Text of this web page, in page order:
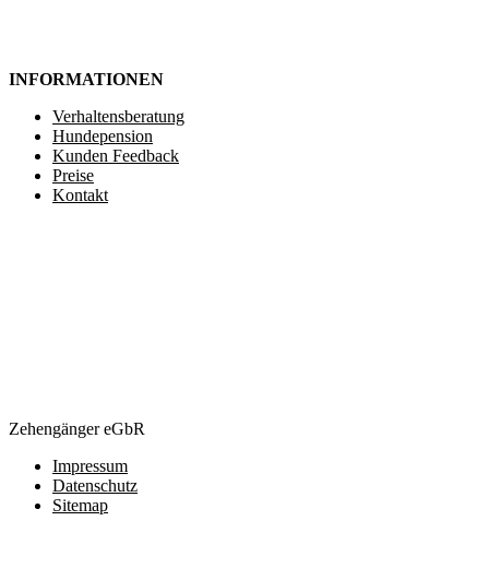
INFORMATIONEN
Verhaltensberatung
Hundepension
Kunden Feedback
Preise
Kontakt
Zehengänger eGbR
Impressum
Datenschutz
Sitemap